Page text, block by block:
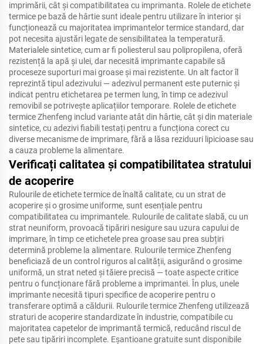
imprimării, cât și compatibilitatea cu imprimanta. Rolele de etichete
termice pe bază de hârtie sunt ideale pentru utilizare în interior și
funcționează cu majoritatea imprimantelor termice standard, dar
pot necesita ajustări legate de sensibilitatea la temperatură.
Materialele sintetice, cum ar fi poliesterul sau polipropilena, oferă
rezistență la apă și ulei, dar necesită imprimante capabile să
proceseze suporturi mai groase și mai rezistente. Un alt factor îl
reprezintă tipul adezivului — adezivul permanent este puternic și
indicat pentru etichetarea pe termen lung, în timp ce adezivul
removibil se potrivește aplicațiilor temporare. Rolele de etichete
termice Zhenfeng includ variante atât din hârtie, cât și din materiale
sintetice, cu adezivi fiabili testați pentru a funcționa corect cu
diverse mecanisme de imprimare, fără a lăsa reziduuri lipicioase sau
a cauza probleme la alimentare.
Verificați calitatea și compatibilitatea stratului
de acoperire
Rulourile de etichete termice de înaltă calitate, cu un strat de
acoperire și o grosime uniforme, sunt esențiale pentru
compatibilitatea cu imprimantele. Rulourile de calitate slabă, cu un
strat neuniform, provoacă tipăriri nesigure sau uzura capului de
imprimare, în timp ce etichetele prea groase sau prea subțiri
determină probleme la alimentare. Rulourile termice Zhenfeng
beneficiază de un control riguros al calității, asigurând o grosime
uniformă, un strat neted și tăiere precisă — toate aspecte critice
pentru o funcționare fără probleme a imprimantei. În plus, unele
imprimante necesită tipuri specifice de acoperire pentru o
transferare optimă a căldurii. Rulourile termice Zhenfeng utilizează
straturi de acoperire standardizate în industrie, compatibile cu
majoritatea capetelor de imprimantă termică, reducând riscul de
pete sau tipăriri incomplete. Eșantioane gratuite sunt disponibile